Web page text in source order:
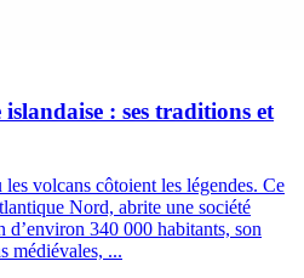
: ses traditions et
volcans côtoient les légendes. Ce
Nord, abrite une société
340 000 habitants, son
médiévales, ...